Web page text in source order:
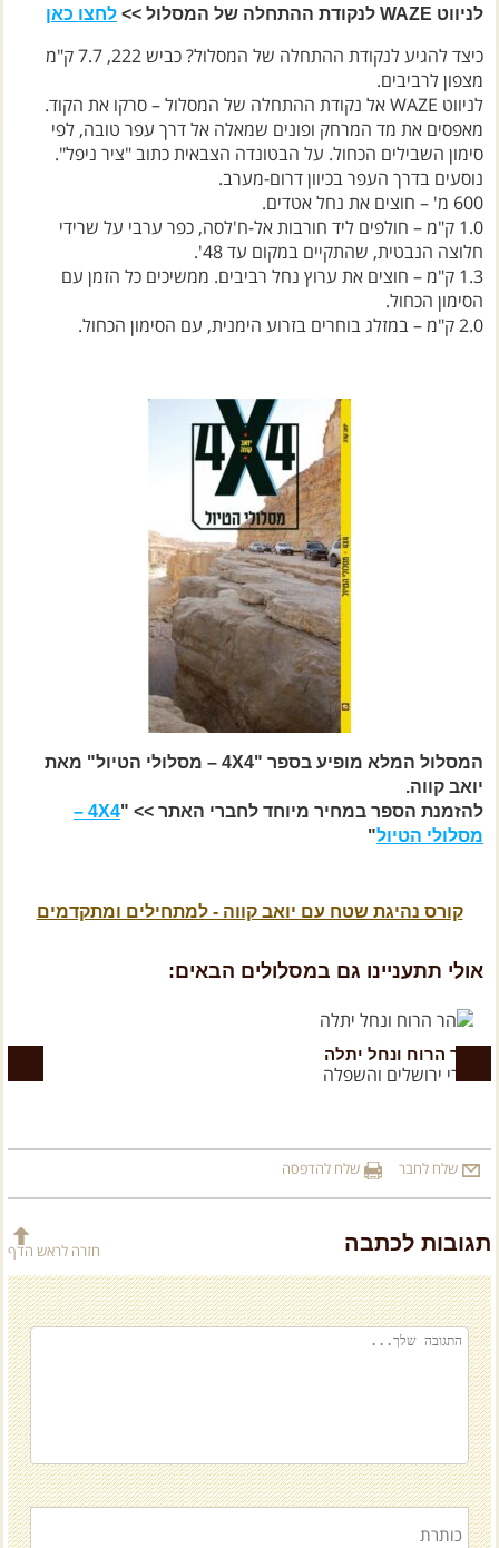
לניווט WAZE לנקודת ההתחלה של המסלול >> לחצו כאן
כיצד להגיע לנקודת ההתחלה של המסלול? כביש 222, 7.7 ק"מ
מצפון לרביבים.
לניווט WAZE אל נקודת ההתחלה של המסלול – סרקו את הקוד.
מאפסים את מד המרחק ופונים שמאלה אל דרך עפר טובה, לפי
סימון השבילים הכחול. על הבטונדה הצבאית כתוב "ציר ניפל".
נוסעים בדרך העפר בכיוון דרום-מערב.
600 מ' – חוצים את נחל אטדים.
1.0 ק"מ – חולפים ליד חורבות אל-ח'לסה, כפר ערבי על שרידי
חלוצה הנבטית, שהתקיים במקום עד 48'.
1.3 ק"מ – חוצים את ערוץ נחל רביבים. ממשיכים כל הזמן עם
הסימון הכחול.
2.0 ק"מ – במזלג בוחרים בזרוע הימנית, עם הסימון הכחול.
המסלול המלא מופיע בספר "4X4 – מסלולי הטיול" מאת
יואב קווה.
להזמנת הספר במחיר מיוחד לחברי האתר >> "
4X4 –
מסלולי הטיול"
קורס נהיגת שטח עם יואב קווה - למתחילים ומתקדמים
אולי תתעניינו גם במסלולים הבאים:
הר הרוח ונחל יתלה
הרי ירושלים והשפלה
שלח לחבר שלח להדפסה
תגובות לכתבה חזרה לראש הדף